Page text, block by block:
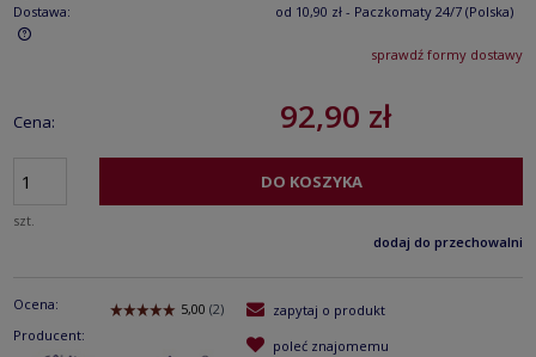
Dostawa:
od 10,90 zł - Paczkomaty 24/7 (Polska)
Cena nie zawiera ewentualnych kosztów płatnościsprawdź formy dostawy
Cena: 92,90 zł
szt.
DO KOSZYKA
dodaj do przechowalni
Ocena:
Producent:
zapytaj o produkt
poleć znajomemu